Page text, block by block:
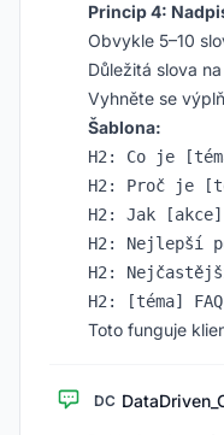
Princip 4:
Obvykle 5–10
Důležitá slova
Vyhněte se
Šablona:
H2: Co je
H2: Proč je
H2: Jak
H2: Nejlepší
H2:
Toto funguje
DC